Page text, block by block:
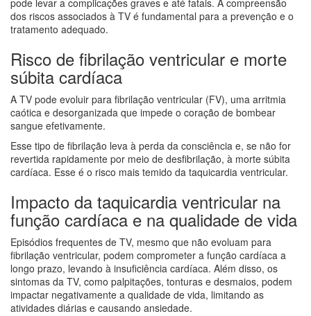
dos riscos associados à TV é fundamental para a prevenção e o
tratamento adequado.
Risco de fibrilação ventricular e morte
súbita cardíaca
A TV pode evoluir para fibrilação ventricular (FV), uma arritmia
caótica e desorganizada que impede o coração de bombear
sangue efetivamente.
Esse tipo de fibrilação leva à perda da consciência e, se não for
revertida rapidamente por meio de desfibrilação, à morte súbita
cardíaca. Esse é o risco mais temido da taquicardia ventricular.
Impacto da taquicardia ventricular na
função cardíaca e na qualidade de vida
Episódios frequentes de TV, mesmo que não evoluam para
fibrilação ventricular, podem comprometer a função cardíaca a
longo prazo, levando à insuficiência cardíaca. Além disso, os
sintomas da TV, como palpitações, tonturas e desmaios, podem
impactar negativamente a qualidade de vida, limitando as
atividades diárias e causando ansiedade.